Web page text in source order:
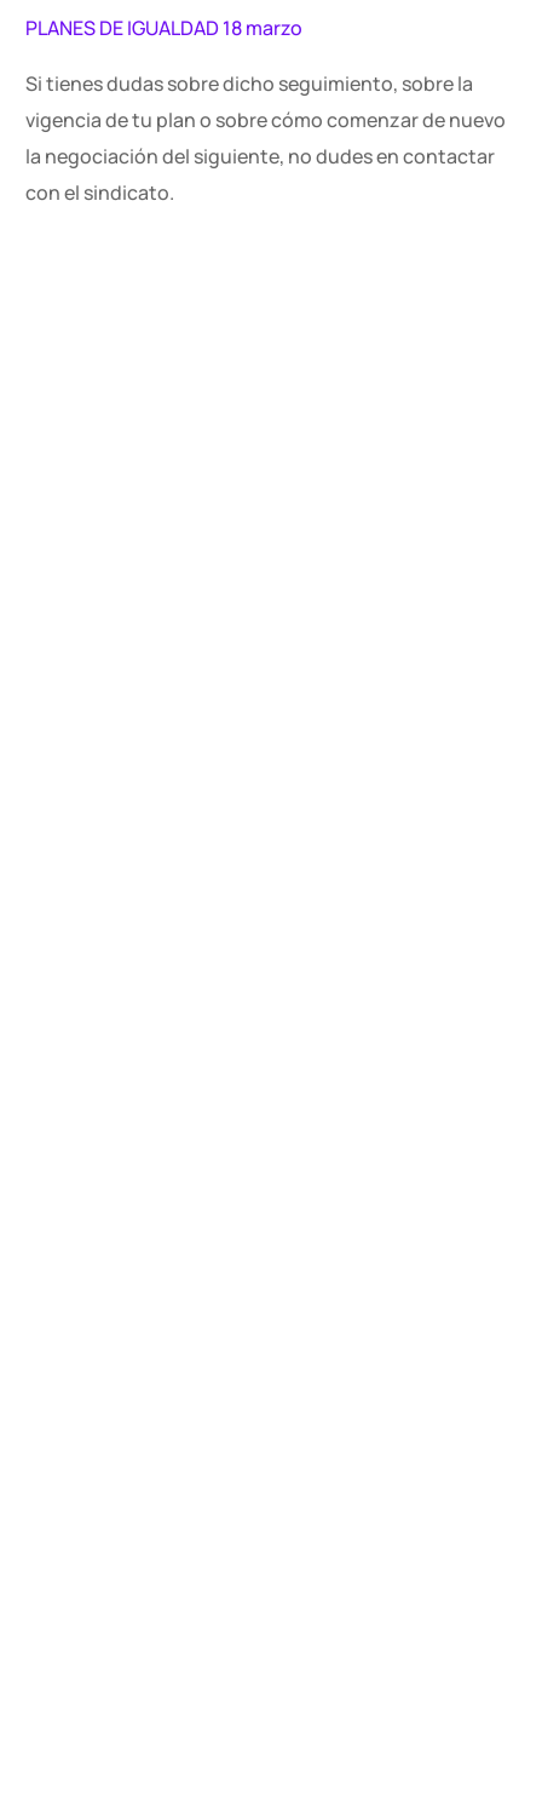
PLANES DE IGUALDAD 18 marzo
Si tienes dudas sobre dicho seguimiento, sobre la
vigencia de tu plan o sobre cómo comenzar de nuevo
la negociación del siguiente, no dudes en contactar
con el sindicato.
Contacto